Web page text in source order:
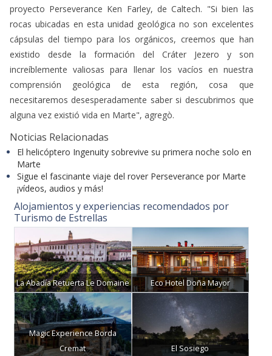
proyecto Perseverance Ken Farley, de Caltech. "Si bien las
rocas ubicadas en esta unidad geológica no son excelentes
cápsulas del tiempo para los orgánicos, creemos que han
existido desde la formación del Cráter Jezero y son
increíblemente valiosas para llenar los vacíos en nuestra
comprensión geológica de esta región, cosa que
necesitaremos desesperadamente saber si descubrimos que
alguna vez existió vida en Marte", agregò.
Noticias Relacionadas
El helicóptero Ingenuity sobrevive su primera noche solo en
Marte
Sigue el fascinante viaje del rover Perseverance por Marte
¡vídeos, audios y más!
Alojamientos y experiencias recomendados por
Turismo de Estrellas
La Abadía Retuerta Le Domaine Eco Hotel Doña Mayor
Magic Experience Borda
Cremat
El Sosiego